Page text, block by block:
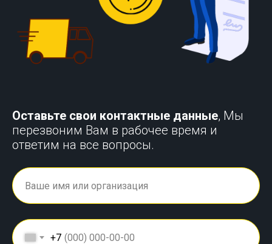
Оставьте свои контактные данные, Мы
перезвоним Вам в рабочее время и
ответим на все вопросы.
+7